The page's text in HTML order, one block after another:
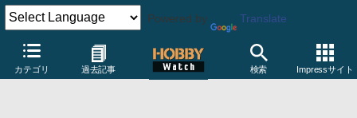
Powered by Translate
カテゴリ 過去記事 検索 Impressサイト